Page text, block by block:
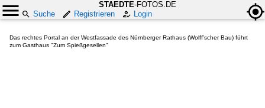
STAEDTE-FOTOS.DE
Suche
Registrieren Login
Das rechtes Portal an der Westfassade des Nürnberger Rathaus (Wolff’scher Bau) führt
zum Gasthaus "Zum Spießgesellen"